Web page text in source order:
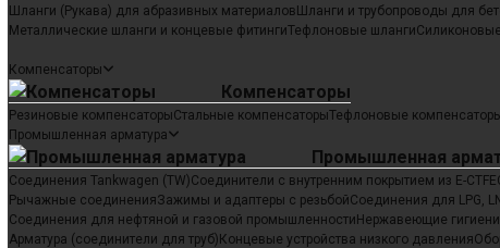
Шланги (Рукава) для абразивных материалов Шланги и трубопроводы для
Металлические шланги и концевые фитингиТефлоновые шланги
Компенсаторы
Компенсаторы
Резиновые компенсаторыСтальные компенсаторыТефлоновые
Промышленная арматура
Промышленная
Соединения Tankwagen (TW)Соединители с внутренним покрытием из E-CTFE
Рычажные соединенияЗажимы и адаптеры с резьбойСоединения для LPG,
Соединения для нефтяной и газовой промышленности Нержавеющие
Арматура (соединители для труб) Концевые устройства низкого давления